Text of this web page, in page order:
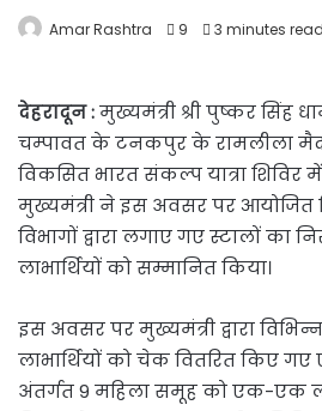
Amar Rashtra 9 3 minutes read
देहरादून:मुख्यमंत्री श्री पुष्कर सिंह
चम्पावत के टनकपुर के रामलीला
विकसित भारत संकल्प यात्रा शिविर में
मुख्यमंत्री ने इस अवसर पर आयोजित
विभागों द्वारा लगाए गए स्टालों का
लाभार्थियों को सम्मानित किया।
इस अवसर पर मुख्यमंत्री द्वारा
लाभार्थियों को चेक वितरित किए
अंतर्गत 9 महिला समूह को एक-एक